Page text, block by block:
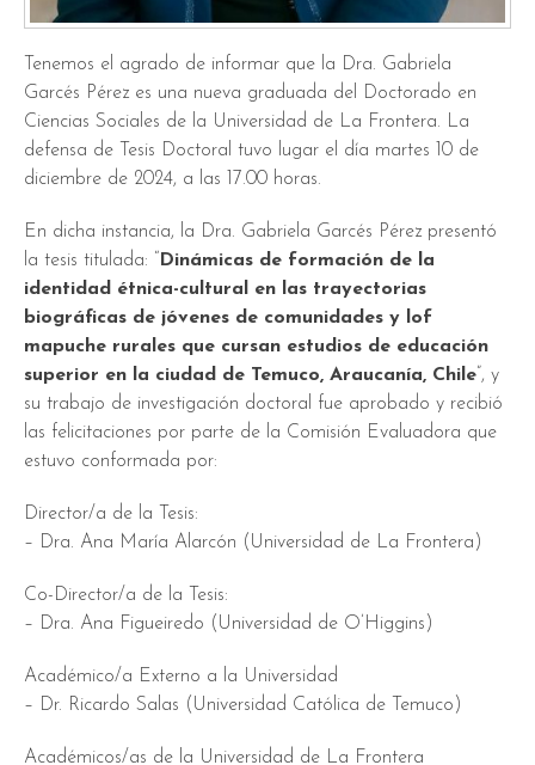
Tenemos el agrado de informar que la Dra. Gabriela
Garcés Pérez es una nueva graduada del Doctorado en
Ciencias Sociales de la Universidad de La Frontera. La
defensa de Tesis Doctoral tuvo lugar el día martes 10 de
diciembre de 2024, a las 17.00 horas.
En dicha instancia, la Dra. Gabriela Garcés Pérez presentó
la tesis titulada: “
Dinámicas de formación de la
identidad étnica-cultural en las trayectorias
biográficas de jóvenes de comunidades y lof
mapuche rurales que cursan estudios de educación
superior en la ciudad de Temuco, Araucanía, Chile ”, y
su trabajo de investigación doctoral fue aprobado y recibió
las felicitaciones por parte de la Comisión Evaluadora que
estuvo conformada por:
Director/a de la Tesis:
– Dra. Ana María Alarcón (Universidad de La Frontera)
Co-Director/a de la Tesis:
– Dra. Ana Figueiredo (Universidad de O’Higgins)
Académico/a Externo a la Universidad
– Dr. Ricardo Salas (Universidad Católica de Temuco)
Académicos/as de la Universidad de La Frontera